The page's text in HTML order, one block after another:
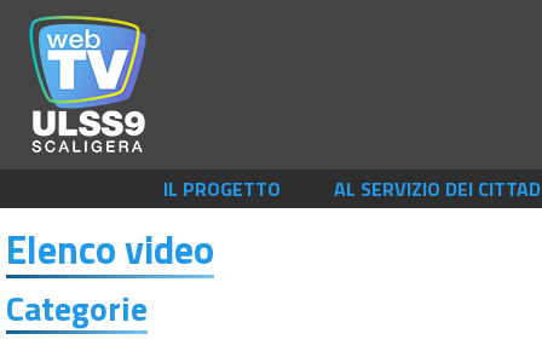
IL PROGETTO AL SERVIZIO DEI
Elenco video
Categorie